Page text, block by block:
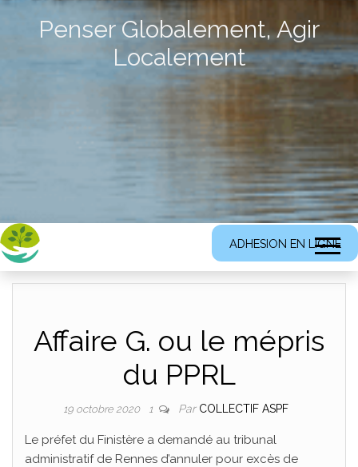
Penser Globalement, Agir
Localement
ADHESION EN LIGNE
Affaire G. ou le mépris
du PPRL
19 octobre 2020 1 Par COLLECTIF ASPF
Le préfet du Finistère a demandé au tribunal
administratif de Rennes d’annuler pour excès de